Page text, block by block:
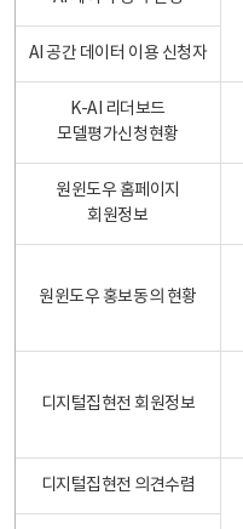
AI 공간 데이터 이용 신청자
K-AI 리더보드
모델평가신청현황
원윈도우 홈페이지
회원정보
원윈도우 홍보동의 현황
디지털집현전 회원정보
디지털집현전 의견수렴